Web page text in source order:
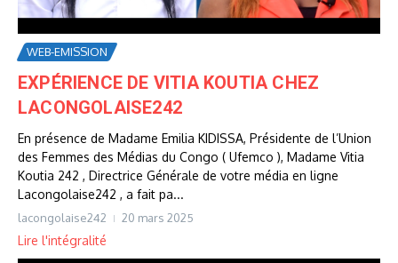
WEB-EMISSION
EXPÉRIENCE DE VITIA KOUTIA CHEZ
LACONGOLAISE242
En présence de Madame Emilia KIDISSA, Présidente de l’Union
des Femmes des Médias du Congo ( Ufemco ), Madame Vitia
Koutia 242 , Directrice Générale de votre média en ligne
Lacongolaise242 , a fait pa...
lacongolaise242 20 mars 2025
Lire l'intégralité